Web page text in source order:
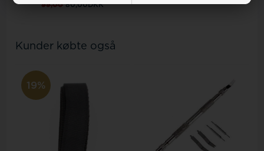
99,00 80,00DKK
Kunder købte også
19%